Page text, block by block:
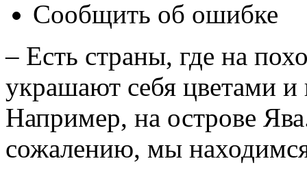
Сообщить об ошибке
– Есть страны, где на
украшают себя цветами и
Например, на острове
сожалению, мы